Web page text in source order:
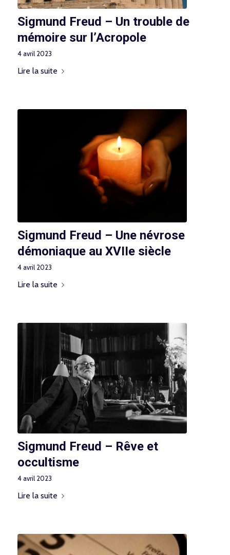
Sigmund Freud – Un trouble de
mémoire sur l’Acropole
4 avril 2023
Lire la suite
Sigmund Freud – Une névrose
démoniaque au XVIIe siècle
4 avril 2023
Lire la suite
Sigmund Freud – Rêve et
occultisme
4 avril 2023
Lire la suite